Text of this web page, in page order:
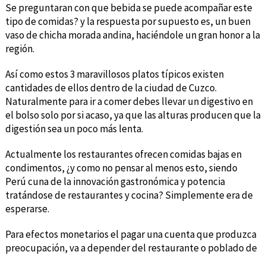
Se preguntaran con que bebida se puede acompañar este
tipo de comidas? y la respuesta por supuesto es, un buen
vaso de chicha morada andina, haciéndole un gran honor a la
región.
Así como estos 3 maravillosos platos típicos existen
cantidades de ellos dentro de la ciudad de Cuzco.
Naturalmente para ir a comer debes llevar un digestivo en
el bolso solo por si acaso, ya que las alturas producen que la
digestión sea un poco más lenta.
Actualmente los restaurantes ofrecen comidas bajas en
condimentos, ¿y como no pensar al menos esto, siendo
Perú cuna de la innovación gastronómica y potencia
tratándose de restaurantes y cocina? Simplemente era de
esperarse.
Para efectos monetarios el pagar una cuenta que produzca
preocupación, va a depender del restaurante o poblado de